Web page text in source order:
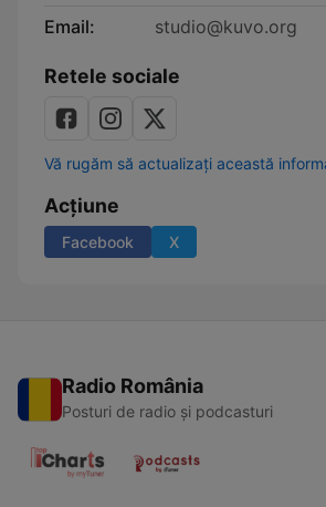
Email:
studio@kuvo.org
Retele sociale
Vă rugăm să actualizați această
Acțiune
Facebook X
Radio România
Posturi de radio și podcasturi